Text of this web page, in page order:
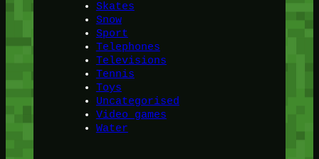
Skates
Snow
Sport
Telephones
Televisions
Tennis
Toys
Uncategorised
Video games
Water